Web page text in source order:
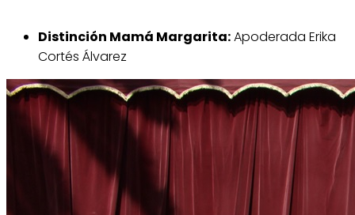
Distinción Mamá Margarita:Apoderada Erika
Cortés Álvarez